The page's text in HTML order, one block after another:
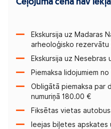
Ceļojuma cenā nav
Ekskursija uz Madaras
arheoloģisko rezervātu
Ekskursija uz
Piemaksa lidojumiem
Obligātā piemaksa par
numuriņā 180.00 €
Fiksētas vietas
Ieejas biļetes apskates